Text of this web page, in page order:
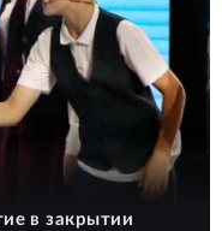
в закрытии